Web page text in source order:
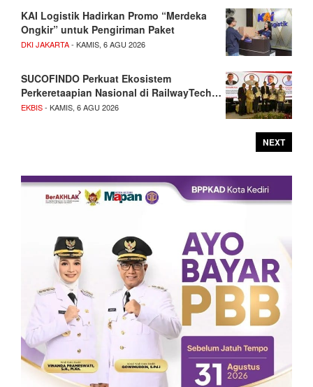
KAI Logistik Hadirkan Promo “Merdeka
Ongkir” untuk Pengiriman Paket
DKI JAKARTA- KAMIS, 6 AGU 2026
SUCOFINDO Perkuat Ekosistem
Perkeretaapian Nasional di RailwayTech…
EKBIS- KAMIS, 6 AGU 2026
NEXT